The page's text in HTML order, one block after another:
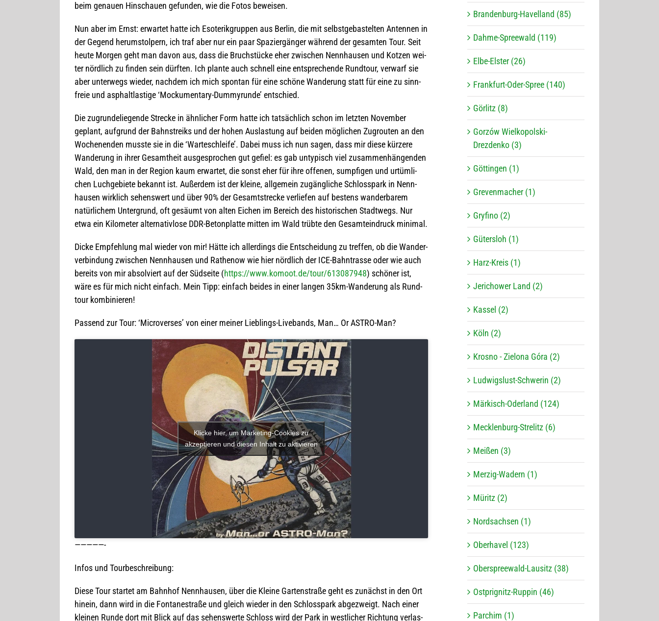
beim genauen Hin­schauen gefun­den, wie die Fotos beweisen.
Nun aber im Ernst: erwar­tet hatte ich Eso­te­rik­grup­pen aus Ber­lin, die mit selbst­ge­bas­tel­ten Anten­nen in
der Gegend her­um­stol­pern, ich traf aber nur ein paar Spa­zier­gän­ger wäh­rend der gesam­ten Tour. Seit
heute Mor­gen geht man davon aus, dass die Bruch­stü­cke eher zwi­schen Nenn­hau­sen und Kot­zen wei­
ter nörd­lich zu fin­den sein dürf­ten. Ich plante auch schnell eine ent­spre­chende Rund­tour, ver­warf sie
aber unter­wegs wie­der, nach­dem ich mich spon­tan für eine schöne Wan­de­rung statt für eine zu sinn­
freie und asphalt­las­tige ‘Mocku­men­tary-Dum­my­runde’ entschied.
Die zugrun­de­lie­gende Stre­cke in ähn­li­cher Form hatte ich tat­säch­lich schon im letz­ten Novem­ber
geplant, auf­grund der Bahn­streiks und der hohen Aus­las­tung auf bei­den mög­li­chen Zug­rou­ten an den
Wochen­en­den musste sie in die ‘War­te­schleife’. Dabei muss ich nun sagen, dass mir diese kür­zere
Wan­de­rung in ihrer Gesamt­heit aus­ge­spro­chen gut gefiel: es gab unty­pisch viel zusam­men­hän­gen­den
Wald, den man in der Region kaum erwar­tet, die sonst eher für ihre offe­nen, sump­fi­gen und urtüm­li­
chen Luch­ge­biete bekannt ist. Außer­dem ist der kleine, all­ge­mein zugäng­li­che Schloss­park in Nenn­
hau­sen wirk­lich sehens­wert und über 90% der Gesamt­stre­cke ver­lie­fen auf bes­tens wan­der­ba­rem
natür­li­chem Unter­grund, oft gesäumt von alten Eichen im Bereich des his­to­ri­schen Stadt­wegs. Nur
etwa ein Kilo­me­ter alter­na­tiv­lose DDR-Beton­platte mit­ten im Wald trübte den Gesamt­ein­druck minimal.
Dicke Emp­feh­lung mal wie­der von mir! Hätte ich aller­dings die Ent­schei­dung zu tref­fen, ob die Wan­der­
ver­bin­dung zwi­schen Nenn­hau­sen und Rathe­now wie hier nörd­lich der ICE-Bahn­trasse oder wie auch
bereits von mir absol­viert auf der Süd­seite (https://www.komoot.de/tour/613087948) schö­ner ist,
wäre es für mich nicht ein­fach. Mein Tipp: ein­fach bei­des in einer lan­gen 35km-Wan­de­rung als Rund­
tour kombinieren!
Pas­send zur Tour: ‘Micro­ver­ses’ von einer mei­ner Lieb­lings-Live­bands, Man… Or ASTRO-Man?
Klicke hier, um Marketing-Cookies zu
akzeptieren und diesen Inhalt zu aktivieren
—————-
Infos und Tourbeschreibung:
Diese Tour star­tet am Bahn­hof Nenn­hau­sen, über die Kleine Gar­ten­straße geht es zunächst in den Ort
hin­ein, dann wird in die Fon­ta­ne­straße und gleich wie­der in den Schloss­park abge­zweigt. Nach einer
klei­nen Runde dort mit Blick auf das sehens­werte Schloss wird der Park in west­li­cher Rich­tung ver­las­
Brandenburg-Havelland (85)
Dahme-Spreewald (119)
Elbe-Elster (26)
Frankfurt-Oder-Spree (140)
Görlitz (8)
Gorzów Wielkopolski-
Drezdenko (3)
Göttingen (1)
Grevenmacher (1)
Gryfino (2)
Gütersloh (1)
Harz-Kreis (1)
Jerichower Land (2)
Kassel (2)
Köln (2)
Krosno - Zielona Góra (2)
Ludwigslust-Schwerin (2)
Märkisch-Oderland (124)
Mecklenburg-Strelitz (6)
Meißen (3)
Merzig-Wadern (1)
Müritz (2)
Nordsachsen (1)
Oberhavel (123)
Oberspreewald-Lausitz (38)
Ostprignitz-Ruppin (46)
Parchim (1)